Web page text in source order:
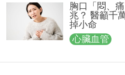
胸口「悶、
兆？ 醫籲千
掉小命
心臟血管